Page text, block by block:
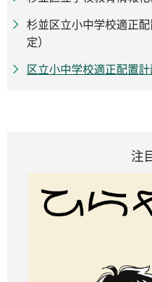
杉並区立小中学校適正
定）
区立小中学校適正配置
注